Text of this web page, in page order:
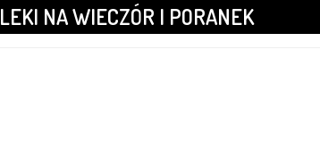
LEKI NA WIECZÓR I PORANEK